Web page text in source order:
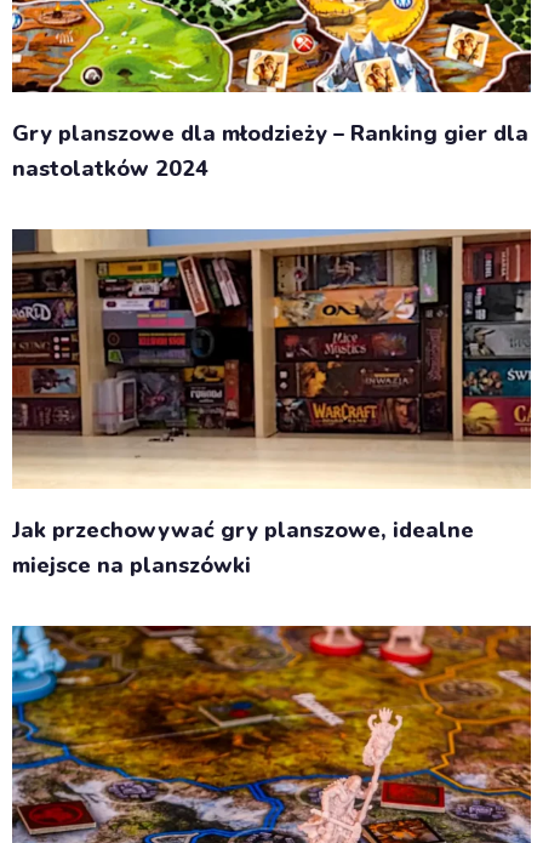
Gry planszowe dla młodzieży – Ranking gier dla
nastolatków 2024
Jak przechowywać gry planszowe, idealne
miejsce na planszówki